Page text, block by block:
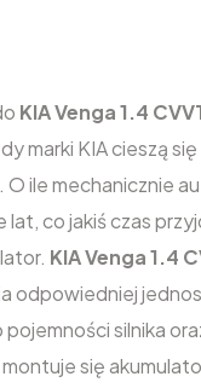
KIA Venga 1.4
marki KIA cieszą
ile mechanicznie
lat, co jakiś czas
KIA Venga 1.4
odpowiedniej
silnika
się